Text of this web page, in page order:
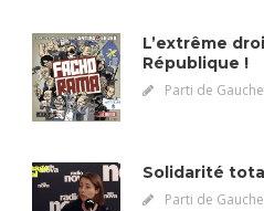
L’extrême
République !
Parti de Gauche
Solidarité
Parti de Gauche